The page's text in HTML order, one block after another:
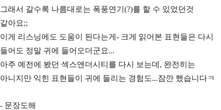
그래서 갈수록 나름대로는 폭풍연기(?)를 할 수 있었던것
같아요;;
이게 리스닝에도 도움이 된다는게- 크게 읽어본 표현들은 다시
들어도 정말 귀에 들어오더군요...
아주 예전에 봤던 섹스앤더시티를 다시 보는데, 완전히는
아니지만 익힌 표현들이 귀에 들리는 경험도...잠깐 했습니다ㅋ
- 문장도해